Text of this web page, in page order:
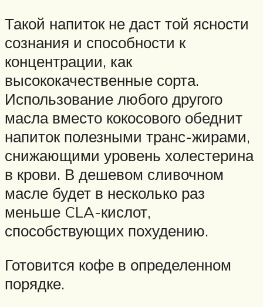
Такой напиток не даст той ясности
сознания и способности к
концентрации, как
высококачественные сорта.
Использование любого другого
масла вместо кокосового обеднит
напиток полезными транс-жирами,
снижающими уровень холестерина
в крови. В дешевом сливочном
масле будет в несколько раз
меньше CLA-кислот,
способствующих похудению.
Готовится кофе в определенном
порядке.